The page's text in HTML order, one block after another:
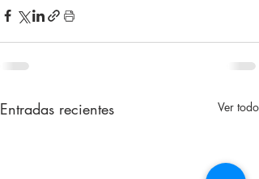
Entradas recientes Ver todo